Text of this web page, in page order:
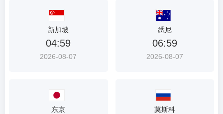
新加坡
04:59
2026-08-07
悉尼
06:59
2026-08-07
东京 莫斯科